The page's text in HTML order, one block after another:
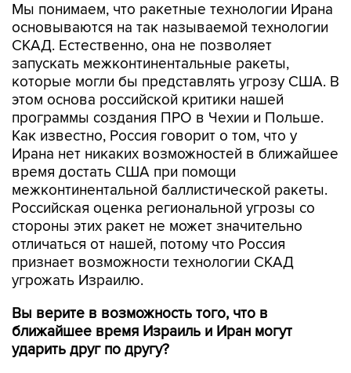
Мы понимаем, что ракетные технологии Ирана
основываются на так называемой технологии
СКАД. Естественно, она не позволяет
запускать межконтинентальные ракеты,
которые могли бы представлять угрозу США. В
этом основа российской критики нашей
программы создания ПРО в Чехии и Польше.
Как известно, Россия говорит о том, что у
Ирана нет никаких возможностей в ближайшее
время достать США при помощи
межконтинентальной баллистической ракеты.
Российская оценка региональной угрозы со
стороны этих ракет не может значительно
отличаться от нашей, потому что Россия
признает возможности технологии СКАД
угрожать Израилю.
Вы верите в возможность того, что в
ближайшее время Израиль и Иран могут
ударить друг по другу?